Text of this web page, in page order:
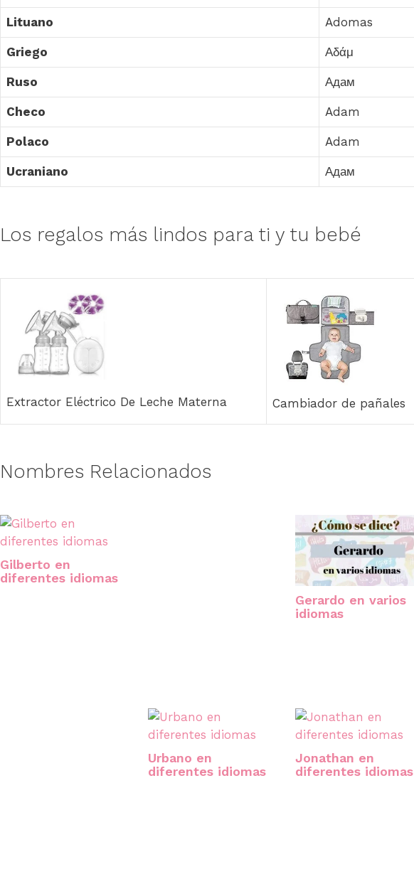
Lituano Adomas
Griego Αδάμ
Ruso Адам
Checo Adam
Polaco Adam
Ucraniano Адам
Los regalos más lindos para ti y tu bebé
Extractor Eléctrico De Leche Materna Cambiador de pañales
Nombres Relacionados
Gilberto en
diferentes idiomas
Gerardo en varios
idiomas
Urbano en
diferentes idiomas
Jonathan en
diferentes idiomas